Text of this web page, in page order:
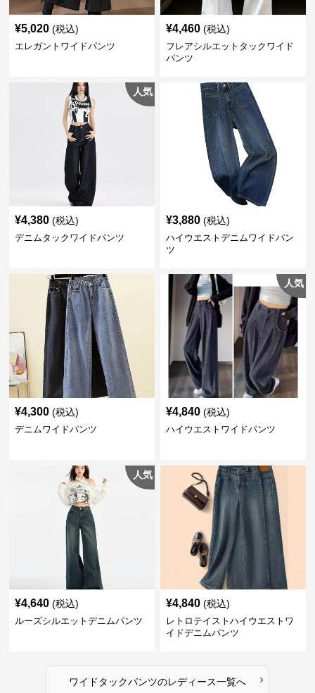
¥5,020 (税込)
エレガントワイドパンツ
¥4,460 (税込)
フレアシルエットタックワイド
パンツ
人気
¥4,380 (税込)
デニムタックワイドパンツ
¥3,880 (税込)
ハイウエストデニムワイドパン
ツ
¥4,300 (税込)
デニムワイドパンツ
人気
¥4,840 (税込)
ハイウエストワイドパンツ
人気
¥4,640 (税込)
ルーズシルエットデニムパンツ
¥4,840 (税込)
レトロテイストハイウエストワ
イドデニムパンツ
ワイドタックパンツのレディース一覧へ ›